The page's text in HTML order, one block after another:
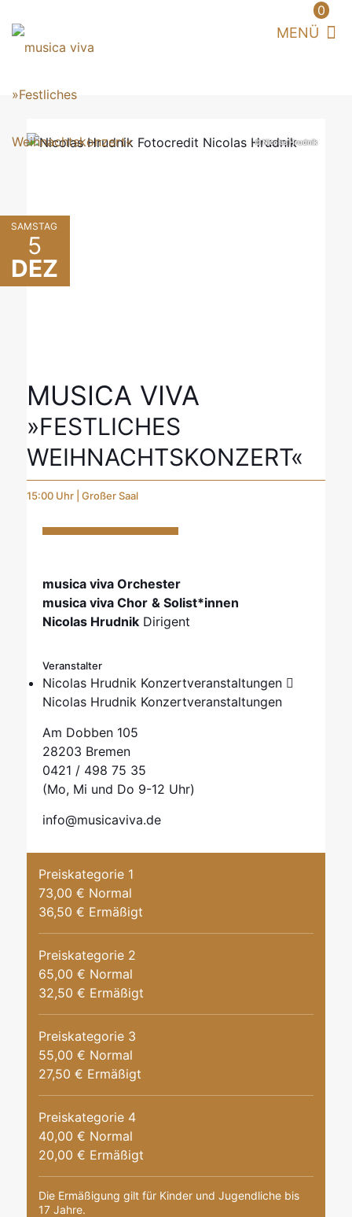
0
SAMSTAG
5
DEZ
© Nicolas Hrudnik
MUSICA VIVA
»FESTLICHES
WEIHNACHTSKONZERT«
15:00 Uhr | Großer Saal
musica viva Orchester
musica viva Chor & Solist*innen
Nicolas HrudnikDirigent
Veranstalter
Nicolas Hrudnik Konzertveranstaltungen
Nicolas Hrudnik Konzertveranstaltungen
Am Dobben 105
28203 Bremen
0421 / 498 75 35
(Mo, Mi und Do 9-12 Uhr)
info@musicaviva.de
Preiskategorie 1
73,00 € Normal
36,50 € Ermäßigt
Preiskategorie 2
65,00 € Normal
32,50 € Ermäßigt
Preiskategorie 3
55,00 € Normal
27,50 € Ermäßigt
Preiskategorie 4
40,00 € Normal
20,00 € Ermäßigt
Die Ermäßigung gilt für Kinder und Jugendliche bis
17 Jahre.